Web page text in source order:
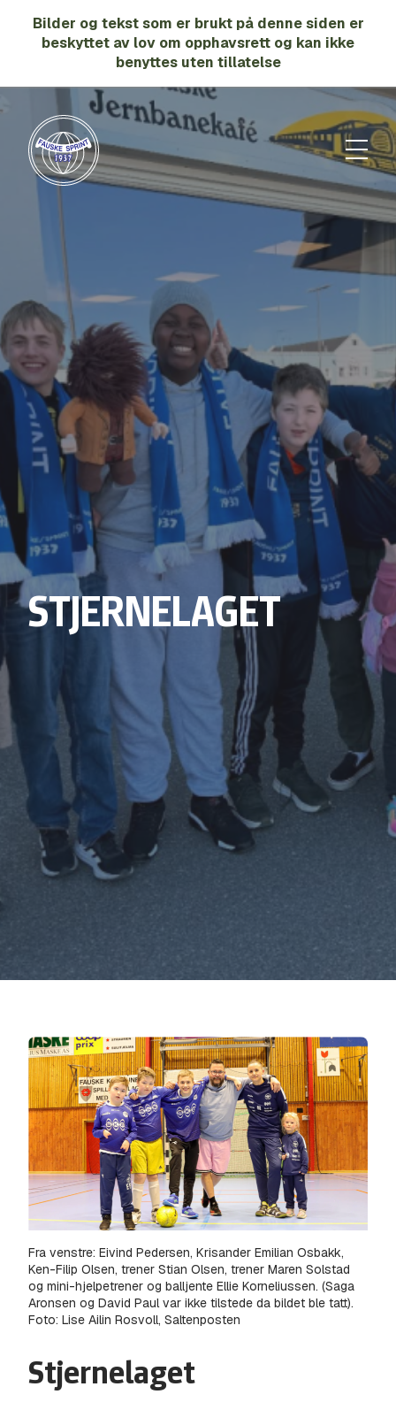
hovedinnhold
Bilder og tekst som er brukt på denne siden er
beskyttet av lov om opphavsrett og kan ikke
benyttes uten tillatelse
Meny
STJERNELAGET
Fra venstre: Eivind Pedersen, Krisander Emilian Osbakk,
Ken-Filip Olsen, trener Stian Olsen, trener Maren Solstad
og mini-hjelpetrener og balljente Ellie Korneliussen. (Saga
Aronsen og David Paul var ikke tilstede da bildet ble tatt).
Foto: Lise Ailin Rosvoll, Saltenposten
Stjernelaget